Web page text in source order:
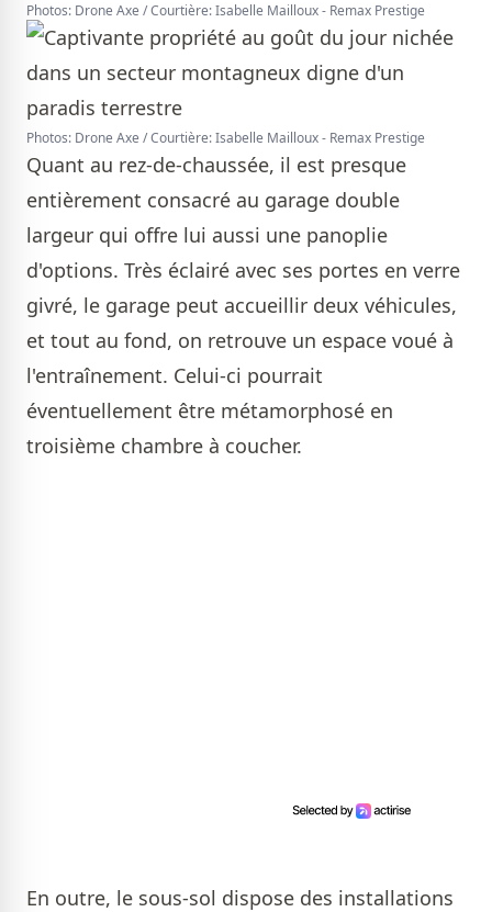
Photos: Drone Axe / Courtière: Isabelle Mailloux - Remax Prestige
Photos: Drone Axe / Courtière: Isabelle Mailloux - Remax Prestige
Quant au rez-de-chaussée, il est presque
entièrement consacré au garage double
largeur qui offre lui aussi une panoplie
d'options. Très éclairé avec ses portes en verre
givré, le garage peut accueillir deux véhicules,
et tout au fond, on retrouve un espace voué à
l'entraînement. Celui-ci pourrait
éventuellement être métamorphosé en
troisième chambre à coucher.
En outre, le sous-sol dispose des installations